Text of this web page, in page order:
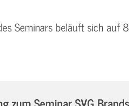
Seminars beläuft sich